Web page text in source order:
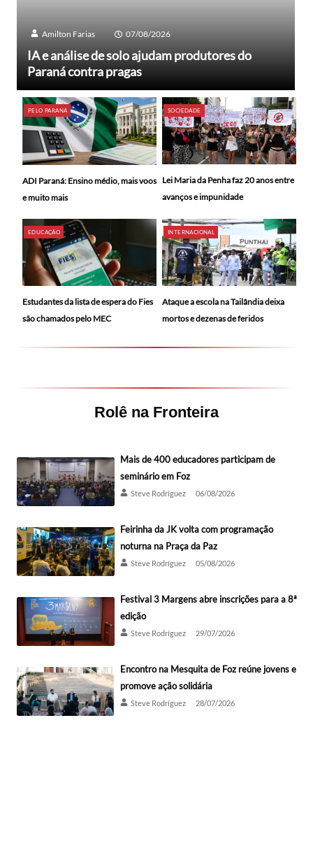
Amilton Farias 07/08/2026
IA e análise de solo ajudam produtores do
Paraná contra pragas
PELO PARANÁ
ADI Paraná: Ensino médio, mais voos
e muito mais
SOCIEDADE
Lei Maria da Penha faz 20 anos entre
avanços e impunidade
EDUCAÇÃO
Estudantes da lista de espera do Fies
são chamados pelo MEC
INTERNACIONAL
Ataque a escola na Tailândia deixa
mortos e dezenas de feridos
Rolê na Fronteira
Mais de 400 educadores participam de
seminário em Foz
Steve Rodríguez 06/08/2026
Feirinha da JK volta com programação
noturna na Praça da Paz
Steve Rodríguez 05/08/2026
Festival 3 Margens abre inscrições para a 8ª
edição
Steve Rodríguez 29/07/2026
Encontro na Mesquita de Foz reúne jovens e
promove ação solidária
Steve Rodríguez 28/07/2026